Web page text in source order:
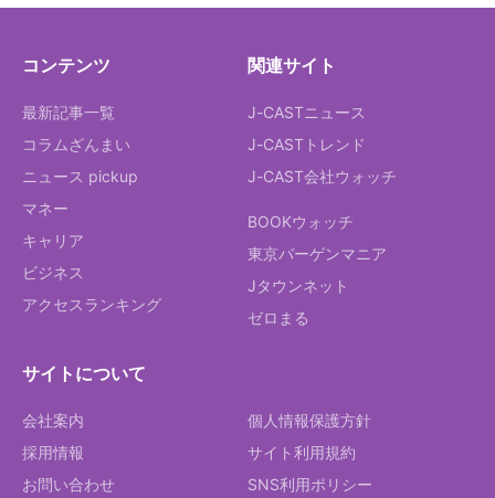
コンテンツ
最新記事一覧
コラムざんまい
ニュース pickup
マネー
キャリア
ビジネス
アクセスランキング
関連サイト
J-CASTニュース
J-CASTトレンド
J-CAST会社ウォッチ
BOOKウォッチ
東京バーゲンマニア
Jタウンネット
ゼロまる
サイトについて
会社案内
採用情報
お問い合わせ
個人情報保護方針
サイト利用規約
SNS利用ポリシー